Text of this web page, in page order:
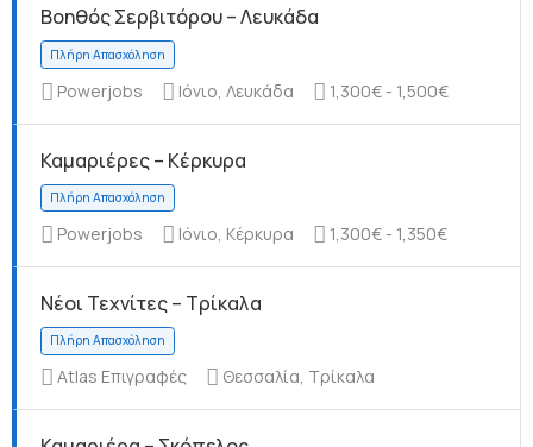
Πλήρη Απασχόληση
Πλήρη Απασχόληση
Βοηθός Σερβιτόρου – Λευκάδα
Powerjobs Ιόνιο, Λευκάδα 1,300€ - 1,500€
Καμαριέρες – Κέρκυρα
Powerjobs Ιόνιο, Κέρκυρα 1,300€ - 1,350€
Νέοι Τεχνίτες – Τρίκαλα
Atlas Επιγραφές Θεσσαλία, Τρίκαλα